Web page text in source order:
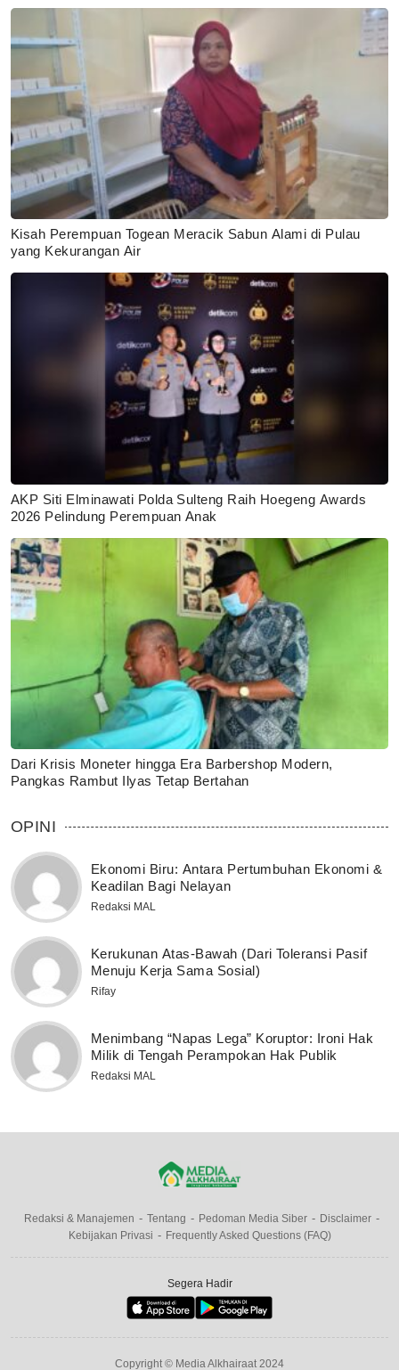
Kisah Perempuan Togean Meracik Sabun Alami di Pulau
yang Kekurangan Air
AKP Siti Elminawati Polda Sulteng Raih Hoegeng Awards
2026 Pelindung Perempuan Anak
Dari Krisis Moneter hingga Era Barbershop Modern,
Pangkas Rambut Ilyas Tetap Bertahan
OPINI
Ekonomi Biru: Antara Pertumbuhan Ekonomi &
Keadilan Bagi Nelayan
Redaksi MAL
Kerukunan Atas-Bawah (Dari Toleransi Pasif
Menuju Kerja Sama Sosial)
Rifay
Menimbang “Napas Lega” Koruptor: Ironi Hak
Milik di Tengah Perampokan Hak Publik
Redaksi MAL
Redaksi & Manajemen Tentang Pedoman Media Siber
Disclaimer
Kebijakan Privasi
Frequently Asked Questions (FAQ)
Segera Hadir
Copyright © Media Alkhairaat 2024